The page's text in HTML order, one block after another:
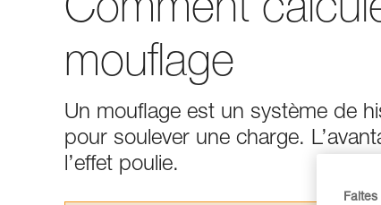
Comment
mouflage
Un mouflage est un système de
pour soulever une charge.
l’effet poulie.